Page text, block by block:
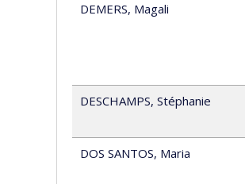
DEMERS, Magali
DESCHAMPS, Stéphanie
DOS SANTOS, Maria